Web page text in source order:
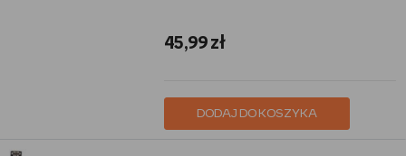
45,99 zł
DODAJ DO KOSZYKA